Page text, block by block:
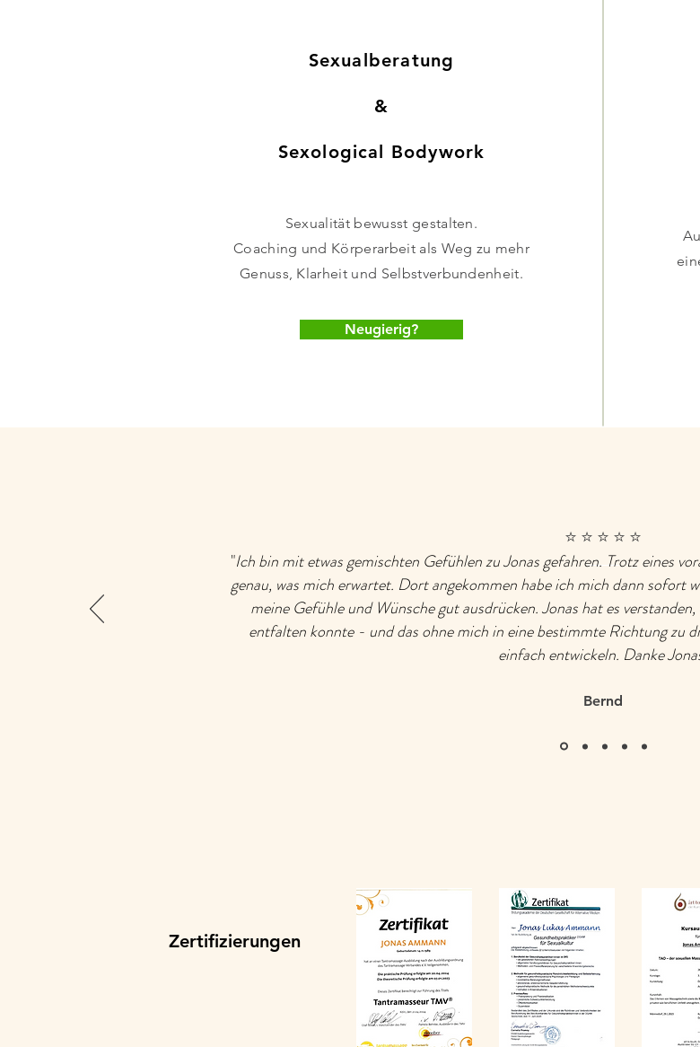
Sexualberatung
&
Sexological Bodywork
Sexualität bewusst gestalten.
Coaching und Körperarbeit als Weg zu mehr
Genuss, Klarheit und Selbstverbundenheit.
Neugierig?
⭐️ ⭐️ ⭐️ ⭐️ ⭐️
"Ich bin mit etwas gemischten Gefühlen zu Jonas gefahren. Trotz eines
genau, was mich erwartet. Dort angekommen habe ich mich dann sofort
meine Gefühle und Wünsche gut ausdrücken. Jonas hat es
entfalten konnte - und das ohne mich in eine bestimmte Richtung zu
einfach entwickeln. Danke
Bernd
Zertifizierungen